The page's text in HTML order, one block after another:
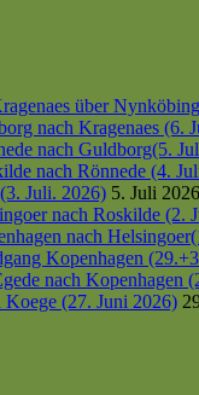
über
nach Kragenaes (6.
nach Guldborg(5.
nach Rönnede (4.
Juli. 2026) 5. Juli 2026
nach Roskilde (2.
nach
Kopenhagen
nach Kopenhagen
(27. Juni 2026)